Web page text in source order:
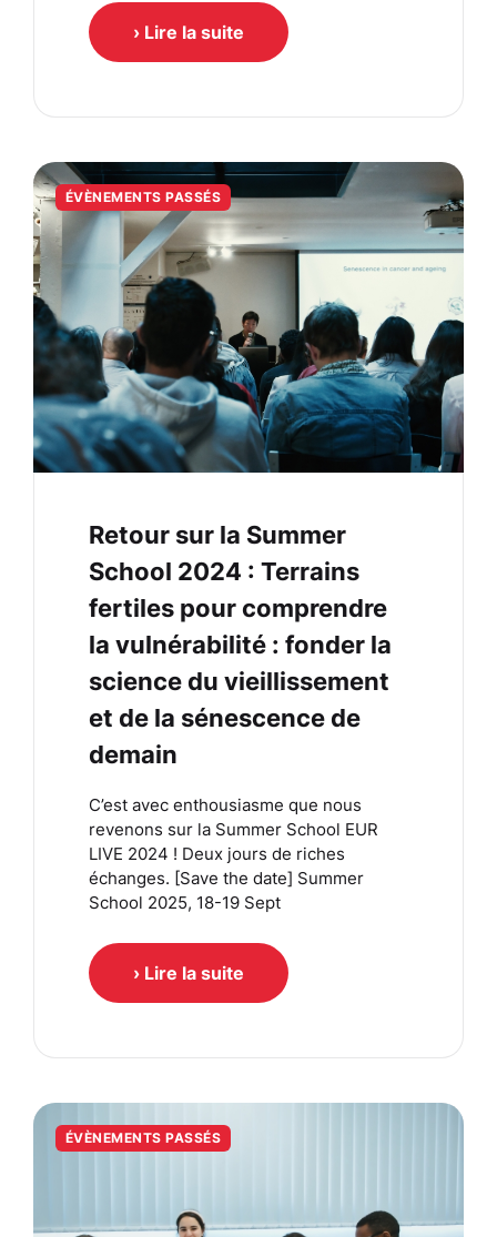
› Lire la suite
ÉVÈNEMENTS PASSÉS
Retour sur la Summer
School 2024 : Terrains
fertiles pour comprendre
la vulnérabilité : fonder la
science du vieillissement
et de la sénescence de
demain
C’est avec enthousiasme que nous
revenons sur la Summer School EUR
LIVE 2024 ! Deux jours de riches
échanges. [Save the date] Summer
School 2025, 18-19 Sept
› Lire la suite
ÉVÈNEMENTS PASSÉS